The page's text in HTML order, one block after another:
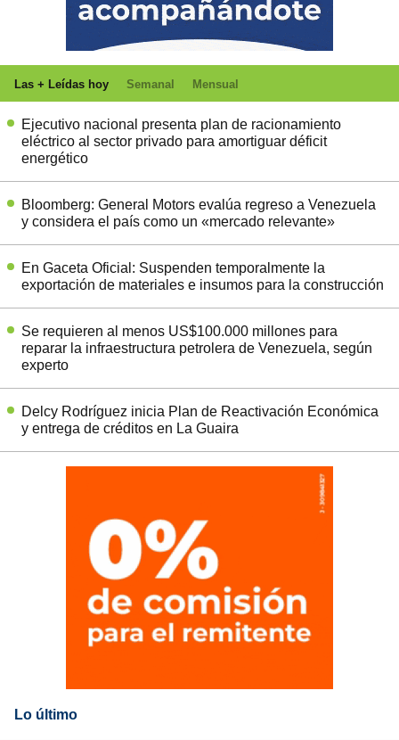
Las + Leídas hoy Semanal Mensual
Ejecutivo nacional presenta plan de racionamiento
eléctrico al sector privado para amortiguar déficit
energético
Bloomberg: General Motors evalúa regreso a Venezuela
y considera el país como un «mercado relevante»
En Gaceta Oficial: Suspenden temporalmente la
exportación de materiales e insumos para la construcción
Se requieren al menos US$100.000 millones para
reparar la infraestructura petrolera de Venezuela, según
experto
Delcy Rodríguez inicia Plan de Reactivación Económica
y entrega de créditos en La Guaira
Lo último